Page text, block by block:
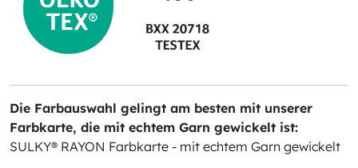
Die Farbauswahl gelingt am besten mit unserer
Farbkarte, die mit echtem Garn gewickelt ist:
SULKY® RAYON Farbkarte - mit echtem Garn gewickelt